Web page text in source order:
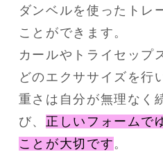
ダンベルを使ったトレ
ことができます。
カールやトライセップ
どのエクササイズを行
重さは自分が無理なく
び、 正しいフォームで
ことが大切です。